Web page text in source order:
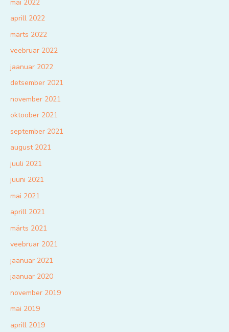
mai 2022
aprill 2022
märts 2022
veebruar 2022
jaanuar 2022
detsember 2021
november 2021
oktoober 2021
september 2021
august 2021
juuli 2021
juuni 2021
mai 2021
aprill 2021
märts 2021
veebruar 2021
jaanuar 2021
jaanuar 2020
november 2019
mai 2019
aprill 2019